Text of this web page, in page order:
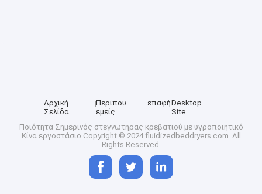
Αρχική
Σελίδα
Περίπου
εμείς
επαφήDesktop
Site
Ποιότητα Σημερινός στεγνωτήρας κρεβατιού με υγροποιητικό
Κίνα εργοστάσιο.Copyright © 2024 fluidizedbeddryers.com. All
Rights Reserved.